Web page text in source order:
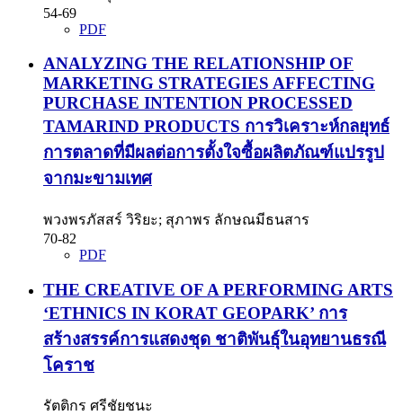
54-69
PDF
ANALYZING THE RELATIONSHIP OF
MARKETING STRATEGIES AFFECTING
PURCHASE INTENTION PROCESSED
TAMARIND PRODUCTS การวิเคราะห์กลยุทธ์
การตลาดที่มีผลต่อการตั้งใจซื้อผลิตภัณฑ์แปรรูป
จากมะขามเทศ
พวงพรภัสสร์ วิริยะ; สุภาพร ลักษณมีธนสาร
70-82
PDF
THE CREATIVE OF A PERFORMING ARTS
‘ETHNICS IN KORAT GEOPARK’ การ
สร้างสรรค์การแสดงชุด ชาติพันธุ์ในอุทยานธรณี
โคราช
รัตติกร ศรีชัยชนะ